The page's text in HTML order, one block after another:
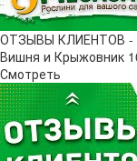
ОТЗЫВЫ КЛИЕНТОВ -
Вишня и Крыжовник
Смотреть